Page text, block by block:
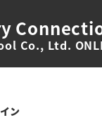
Co., Ltd.
ン